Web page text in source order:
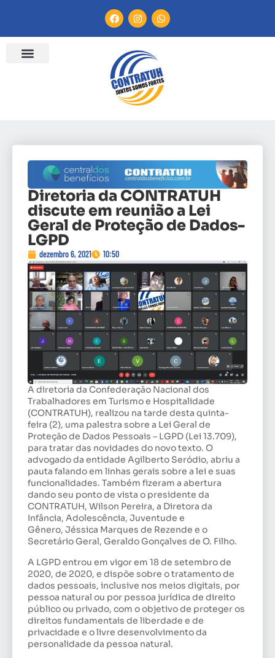
Diretoria da CONTRATUH
discute em reunião a Lei
Geral de Proteção de Dados-
LGPD
dezembro 6, 2021 10:50
A diretoria da Confederação Nacional dos
Trabalhadores em Turismo e Hospitalidade
(CONTRATUH), realizou na tarde desta quinta-
feira (2), uma palestra sobre a Lei Geral de
Proteção de Dados Pessoais – LGPD (Lei 13.709),
para tratar das novidades do novo texto. O
advogado da entidade Agilberto Seródio, abriu a
pauta falando em linhas gerais sobre a lei e suas
funcionalidades. Também fizeram a abertura
dando seu ponto de vista o presidente da
CONTRATUH, Wilson Pereira, a Diretora da
Infância, Adolescência, Juventude e
Gênero, Jéssica Marques de Rezende e o
Secretário Geral, Geraldo Gonçalves de O. Filho.
A LGPD entrou em vigor em 18 de setembro de
2020, de 2020, e dispõe sobre o tratamento de
dados pessoais, inclusive nos meios digitais, por
pessoa natural ou por pessoa jurídica de direito
público ou privado, com o objetivo de proteger os
direitos fundamentais de liberdade e de
privacidade e o livre desenvolvimento da
personalidade da pessoa natural.